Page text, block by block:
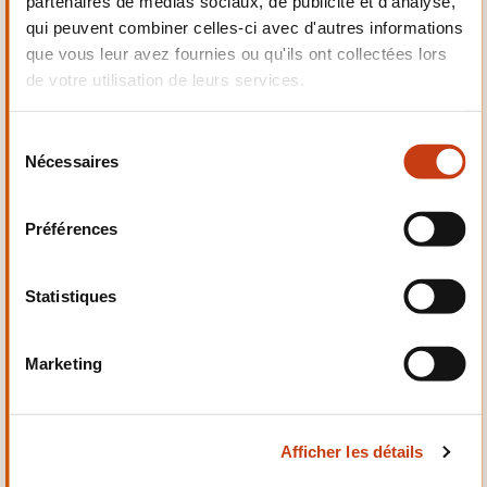
qui peuvent combiner celles-ci avec d'autres informations
que vous leur avez fournies ou qu'ils ont collectées lors
de votre utilisation de leurs services.
Nécessaires
Préférences
Statistiques
Marketing
Afficher les détails
Electrotechnique,
Automatismes